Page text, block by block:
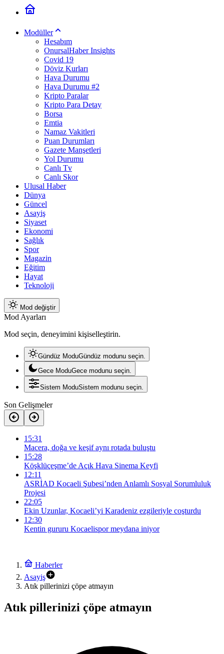
Modüller
Hesabım
OnursalHaber Insights
Covid 19
Döviz Kurları
Hava Durumu
Hava Durumu #2
Kripto Paralar
Kripto Para Detay
Borsa
Emtia
Namaz Vakitleri
Puan Durumları
Gazete Manşetleri
Yol Durumu
Canlı Tv
Canlı Skor
Ulusal Haber
Dünya
Güncel
Asayiş
Siyaset
Ekonomi
Sağlık
Spor
Magazin
Eğitim
Hayat
Teknoloji
Mod değiştir
Mod Ayarları
Mod seçin, deneyimini kişiselleştirin.
Gündüz ModuGündüz modunu seçin.
Gece ModuGece modunu seçin.
Sistem ModuSistem modunu seçin.
Son Gelişmeler
15:31
Macera, doğa ve keşif aynı rotada buluştu
15:28
Köşklüçeşme’de Açık Hava Sinema Keyfi
12:11
ASRİAD Kocaeli Şubesi’nden Anlamlı Sosyal Sorumluluk
Projesi
22:05
Ekin Uzunlar, Kocaeli’yi Karadeniz ezgileriyle coşturdu
12:30
Kentin gururu Kocaelispor meydana iniyor
Haberler
Asayiş
Atık pillerinizi çöpe atmayın
Atık pillerinizi çöpe atmayın